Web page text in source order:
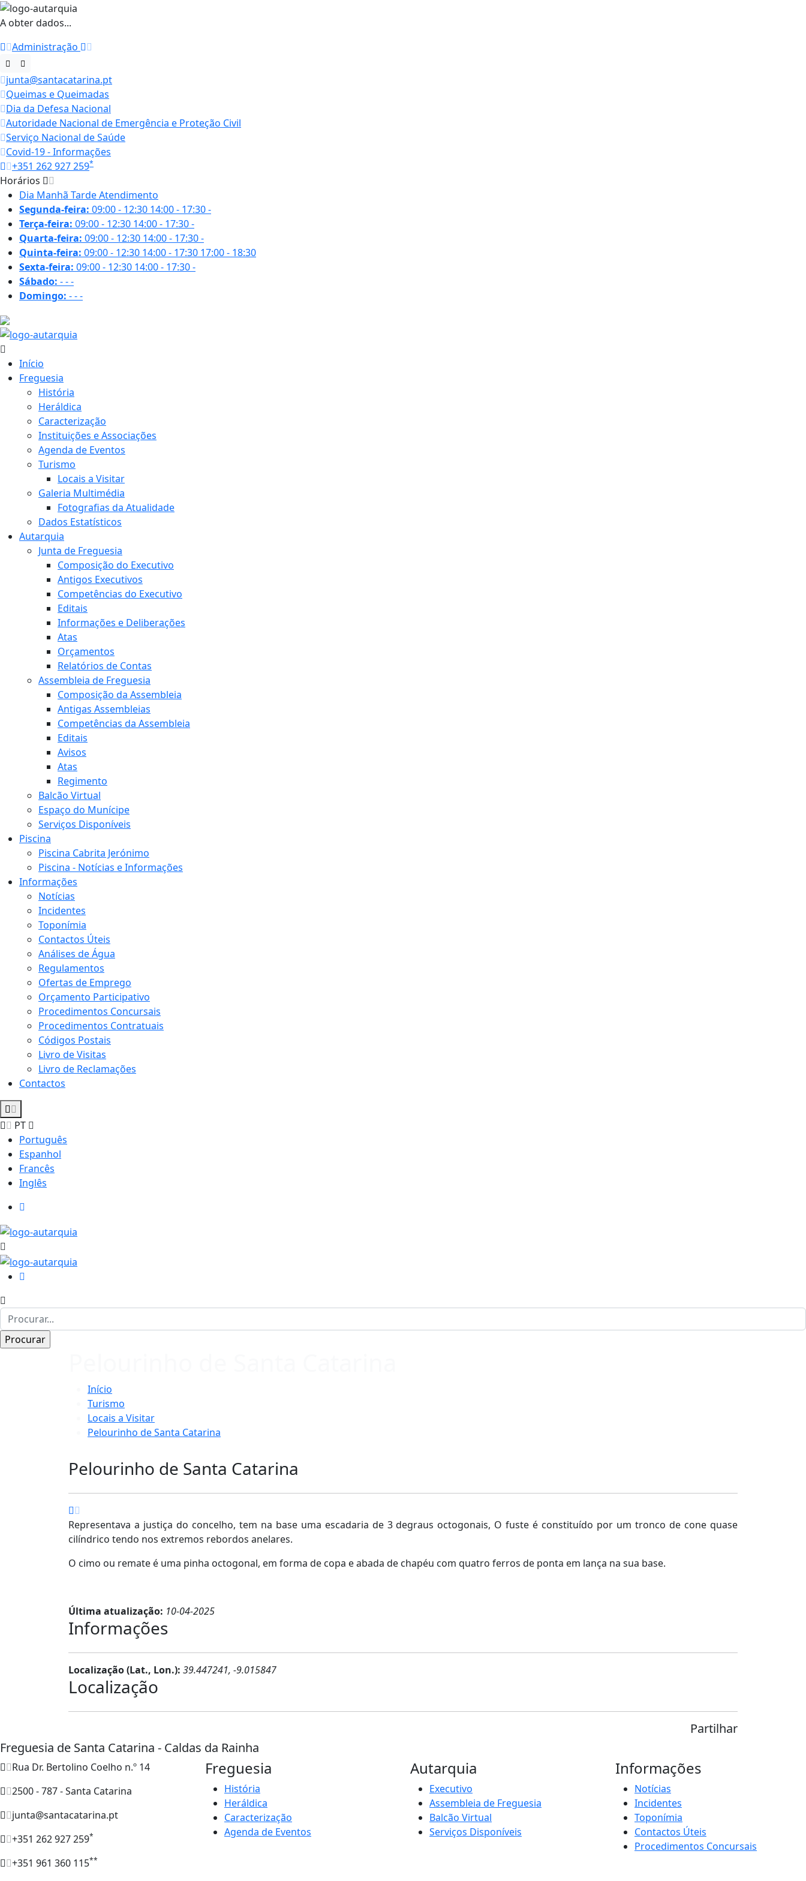
A obter dados...
Administração
junta@santacatarina.pt
Queimas e Queimadas
Dia da Defesa Nacional
Autoridade Nacional de Emergência e Proteção Civil
Serviço Nacional de Saúde
Covid-19 - Informações
+351 262 927 259*
Horários
Dia Manhã TardeAtendimento
Segunda-feira: 09:00 - 12:30 14:00 - 17:30-
Terça-feira: 09:00 - 12:30 14:00 - 17:30-
Quarta-feira: 09:00 - 12:30 14:00 - 17:30-
Quinta-feira: 09:00 - 12:30 14:00 - 17:30 17:00 - 18:30
Sexta-feira: 09:00 - 12:30 14:00 - 17:30-
Sábado: ---
Domingo: ---
Início
Freguesia
História
Heráldica
Caracterização
Instituições e Associações
Agenda de Eventos
Turismo
Locais a Visitar
Galeria Multimédia
Fotografias da Atualidade
Dados Estatísticos
Autarquia
Junta de Freguesia
Composição do Executivo
Antigos Executivos
Competências do Executivo
Editais
Informações e Deliberações
Atas
Orçamentos
Relatórios de Contas
Assembleia de Freguesia
Composição da Assembleia
Antigas Assembleias
Competências da Assembleia
Editais
Avisos
Atas
Regimento
Balcão Virtual
Espaço do Munícipe
Serviços Disponíveis
Piscina
Piscina Cabrita Jerónimo
Piscina - Notícias e Informações
Informações
Notícias
Incidentes
Toponímia
Contactos Úteis
Análises de Água
Regulamentos
Ofertas de Emprego
Orçamento Participativo
Procedimentos Concursais
Procedimentos Contratuais
Códigos Postais
Livro de Visitas
Livro de Reclamações
Contactos
PT
Português
Espanhol
Francês
Inglês
Início
Turismo
Locais a Visitar
Pelourinho de Santa Catarina
Pelourinho de Santa Catarina
Representava a justiça do concelho, tem na base uma escadaria de 3 degraus octogonais, O fuste é constituído por um tronco de cone quase
cilíndrico tendo nos extremos rebordos anelares.
O cimo ou remate é uma pinha octogonal, em forma de copa e abada de chapéu com quatro ferros de ponta em lança na sua base.
Última atualização: 10-04-2025
Informações
Localização (Lat., Lon.): 39.447241, -9.015847
Localização
Partilhar
Freguesia de Santa Catarina - Caldas da Rainha
Rua Dr. Bertolino Coelho n.º 14
2500 - 787 - Santa Catarina
junta@santacatarina.pt
+351 262 927 259*
+351 961 360 115**
Freguesia
História
Heráldica
Caracterização
Agenda de Eventos
Autarquia
Executivo
Assembleia de Freguesia
Balcão Virtual
Serviços Disponíveis
Informações
Notícias
Incidentes
Toponímia
Contactos Úteis
Procedimentos Concursais